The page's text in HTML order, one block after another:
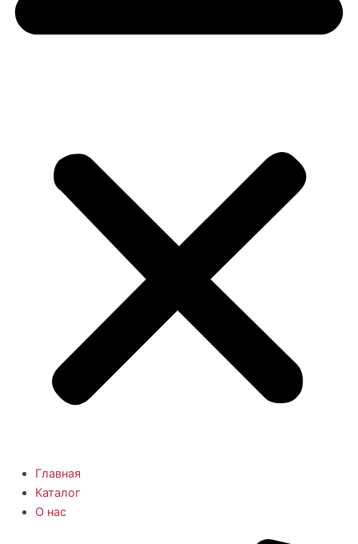
Главная
Каталог
О нас